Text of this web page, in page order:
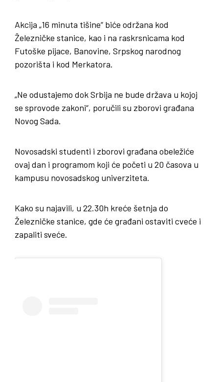
Akcija „16 minuta tišine“ biće održana kod
Železničke stanice, kao i na raskrsnicama kod
Futoške pijace, Banovine, Srpskog narodnog
pozorišta i kod Merkatora.
„Ne odustajemo dok Srbija ne bude država u kojoj
se sprovode zakoni“, poručili su zborovi građana
Novog Sada.
Novosadski studenti i zborovi građana obeležiće
ovaj dan i programom koji će početi u 20 časova u
kampusu novosadskog univerziteta.
Kako su najavili, u 22.30h kreće šetnja do
Železničke stanice, gde će građani ostaviti cveće i
zapaliti sveće.